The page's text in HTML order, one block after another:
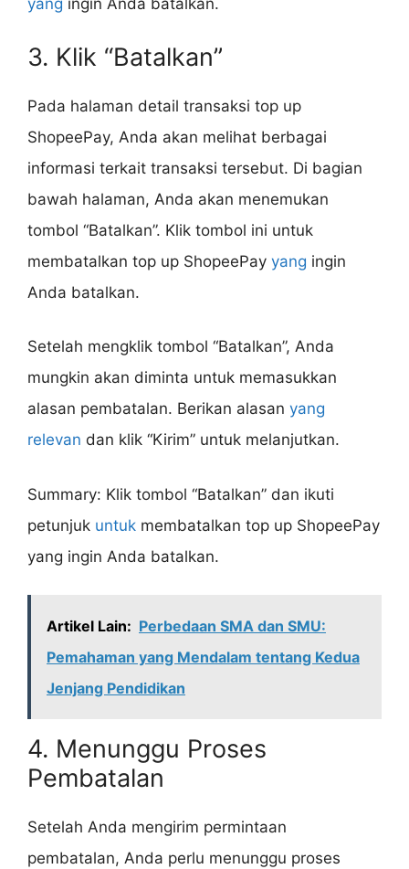
yang ingin Anda batalkan.
3. Klik “Batalkan”
Pada halaman detail transaksi top up
ShopeePay, Anda akan melihat berbagai
informasi terkait transaksi tersebut. Di bagian
bawah halaman, Anda akan menemukan
tombol “Batalkan”. Klik tombol ini untuk
membatalkan top up ShopeePay yang ingin
Anda batalkan.
Setelah mengklik tombol “Batalkan”, Anda
mungkin akan diminta untuk memasukkan
alasan pembatalan. Berikan alasan yang
relevan dan klik “Kirim” untuk melanjutkan.
Summary: Klik tombol “Batalkan” dan ikuti
petunjuk untuk membatalkan top up ShopeePay
yang ingin Anda batalkan.
Artikel Lain: Perbedaan SMA dan SMU:
Pemahaman yang Mendalam tentang Kedua
Jenjang Pendidikan
4. Menunggu Proses
Pembatalan
Setelah Anda mengirim permintaan
pembatalan, Anda perlu menunggu proses